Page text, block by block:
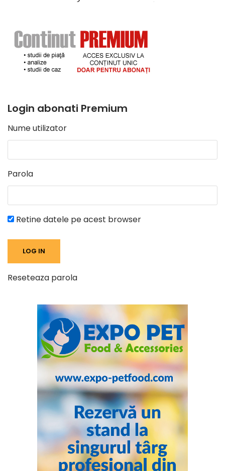
Login abonati Premium
Nume utilizator
Parola
Retine datele pe acest browser
Reseteaza parola